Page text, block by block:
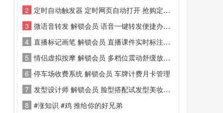
2 定时自动触发器 定时网页自动打开 抢购定时辅助工具
3 微语音转发 解锁会员 语音一键转发便捷办公聊天工具
4 直播标记画笔 解锁会员 直播课件实时标注演示辅助工具
5 情侣虚拟按摩 解锁会员 多档位震动舒缓放松工具
6 停车场收费系统 解锁会员 车牌计费月卡管理
7 发型设计师 解锁会员 脸型搭配试发型美妆工具
8 #涨知识 #鸡 推给你的好兄弟